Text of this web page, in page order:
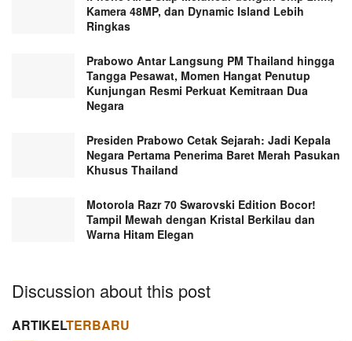
Kamera 48MP, dan Dynamic Island Lebih
Ringkas
Prabowo Antar Langsung PM Thailand hingga
Tangga Pesawat, Momen Hangat Penutup
Kunjungan Resmi Perkuat Kemitraan Dua
Negara
Presiden Prabowo Cetak Sejarah: Jadi Kepala
Negara Pertama Penerima Baret Merah Pasukan
Khusus Thailand
Motorola Razr 70 Swarovski Edition Bocor!
Tampil Mewah dengan Kristal Berkilau dan
Warna Hitam Elegan
Discussion about this post
ARTIKELTERBARU